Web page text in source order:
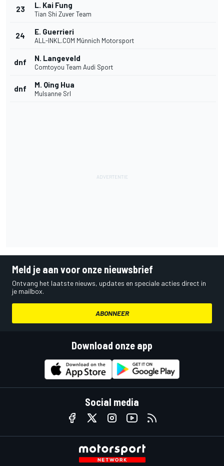
23 L. Kai Fung
Tian Shi Zuver Team
24 E. Guerrieri
ALL-INKL.COM Münnich Motorsport
dnf N. Langeveld
Comtoyou Team Audi Sport
dnf M. Qing Hua
Mulsanne Srl
Meld je aan voor onze nieuwsbrief
Ontvang het laatste nieuws, updates en speciale acties direct in
je mailbox.
ABONNEER
Download onze app
Social media